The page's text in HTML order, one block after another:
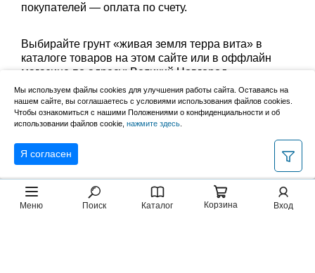
Меню Поиск Каталог Корзина Вход
покупателей — оплата по счету.
Выбирайте грунт «живая земля терра вита» в
каталоге товаров на этом сайте или в оффлайн
магазине по адресу: Великий Новгород,
Сырковское шоссе, 8а (по будням с 9:00 до 17:00, в
субботу с 9:00 до 13:00). Забрать заказ можно
лично в пункте выдачи или оформить доставку до
дома.
Мы используем файлы cookies для улучшения работы сайта. Оставаясь на
нашем сайте, вы соглашаетесь с условиями использования файлов cookies.
Чтобы ознакомиться с нашими Положениями о конфиденциальности и об
использовании файлов cookie, нажмите здесь
Я согласен